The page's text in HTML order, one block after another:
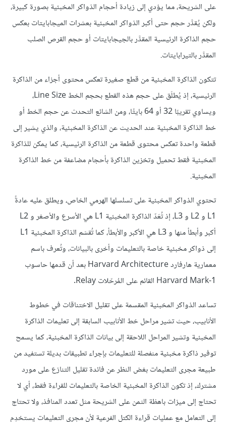
على الشريحة، مما يؤدي إلى زيادة أحجام الذواكر المخبئية بصورة كبيرة،
ولكن يُقدَّر حجم حتى أكبر الذواكر المخبئية بعشرات الميجابايتات بعكس
حجم الذاكرة الرئيسية المقدَّر بالجيجابايتات أو حجم القرص الصلب
المقدَّر بالتيرابايتات.
تتكون الذاكرة المخبئية من قطع صغيرة تعكس محتوى أجزاء من الذاكرة
الرئيسية، إذ يُطلَق على حجم هذه القطع بحجم الخط Line Size،
ويساوي تقريبًا 32 أو 64 بايتًا، ومن الشائع التحدث عن حجم الخط أو
خط الذاكرة المخبئية عند الحديث عن الذاكرة المخبئية، والذي يشير إلى
قطعة واحدة تعكس محتوى قطعة من الذاكرة الرئيسية، كما يمكن للذاكرة
المخبئية فقط تحميل وتخزين الذاكرة بأحجام مضاعفة من خط الذاكرة
المخبئية.
تحتوي الذواكر المخبئية على تسلسلها الهرمي الخاص، ويطلق عليه عادةً
L1 و L2 و L3، إذ تُعَدّ الذاكرة المخبئية L1 هي الأسرع والأصغر و L2
أكبر وأبطأ منها و L3 هي الأكبر والأبطأ، كما تُقسَم الذاكرة المخبئية L1
إلى ذواكر مخبئية خاصة بالتعليمات وأخرى بالبيانات، وتُعرف باسم
معمارية هارفارد Harvard Architecture بعد أن قدمها حاسوب
Harvard Mark-1 القائم على المُرحّلات Relay.
تساعد الذواكر المخبئية المقسمة على تقليل الاختناقات في خطوط
الأنابيب، حيث تشير مراحل خط الأنابيب السابقة إلى تعليمات الذاكرة
المخبئية وتشير المراحل اللاحقة إلى بيانات الذاكرة المخبئية، كما يسمح
توفير ذاكرة مخبئية منفصلة للتعليمات بإجراء تطبيقات بديلة تستفيد من
طبيعة مجرى التعليمات بغض النظر عن فائدة تقليل التنازع على مورد
مشترك، إذ تكون الذاكرة المخبئية الخاصة بالتعليمات للقراءة فقط، أي لا
تحتاج إلى ميزات باهظة الثمن على الشريحة مثل تعدد المنافذ، ولا تحتاج
إلى التعامل مع عمليات قراءة الكتل الفرعية لأن مجرى التعليمات يستخدِم